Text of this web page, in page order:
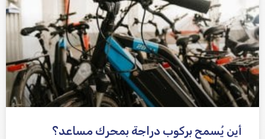
أين يُسمح بركوب دراجة بمحرك مساعد؟